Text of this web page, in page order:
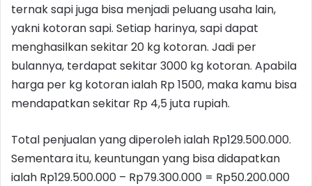
ternak sapi juga bisa menjadi peluang usaha lain,
yakni kotoran sapi. Setiap harinya, sapi dapat
menghasilkan sekitar 20 kg kotoran. Jadi per
bulannya, terdapat sekitar 3000 kg kotoran. Apabila
harga per kg kotoran ialah Rp 1500, maka kamu bisa
mendapatkan sekitar Rp 4,5 juta rupiah.
Total penjualan yang diperoleh ialah Rp129.500.000.
Sementara itu, keuntungan yang bisa didapatkan
ialah Rp129.500.000 – Rp79.300.000 = Rp50.200.000